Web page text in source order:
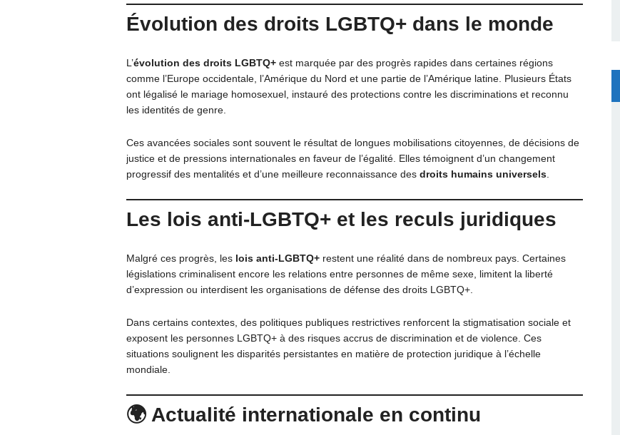
Évolution des droits LGBTQ+ dans le monde
L’évolution des droits LGBTQ+est marquée par des progrès rapides dans certaines régions
comme l’Europe occidentale, l’Amérique du Nord et une partie de l’Amérique latine. Plusieurs États
ont légalisé le mariage homosexuel, instauré des protections contre les discriminations et reconnu
les identités de genre.
Ces avancées sociales sont souvent le résultat de longues mobilisations citoyennes, de décisions de
justice et de pressions internationales en faveur de l’égalité. Elles témoignent d’un changement
progressif des mentalités et d’une meilleure reconnaissance des droits humains universels.
Les lois anti-LGBTQ+et les reculs juridiques
Malgré ces progrès, les lois anti-LGBTQ+restent une réalité dans de nombreux pays. Certaines
législations criminalisent encore les relations entre personnes de même sexe, limitent la liberté
d’expression ou interdisent les organisations de défense des droits LGBTQ+.
Dans certains contextes, des politiques publiques restrictives renforcent la stigmatisation sociale et
exposent les personnes LGBTQ+ à des risques accrus de discrimination et de violence. Ces
situations soulignent les disparités persistantes en matière de protection juridique à l’échelle
mondiale.
🌍 Actualité internationale en continu